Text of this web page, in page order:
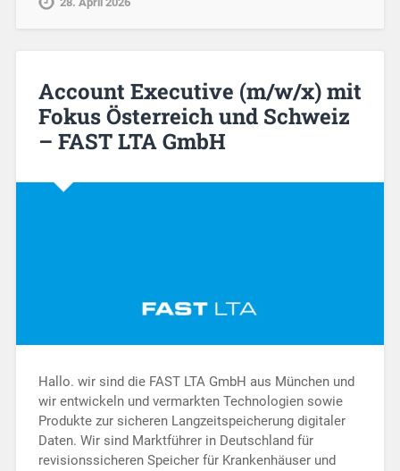
Account Executive (m/w/x) mit
Fokus Österreich und Schweiz
– FAST LTA GmbH
Hallo. wir sind die FAST LTA GmbH aus München und
wir entwickeln und vermarkten Technologien sowie
Produkte zur sicheren Langzeitspeicherung digitaler
Daten. Wir sind Marktführer in Deutschland für
revisionssicheren Speicher für Krankenhäuser und